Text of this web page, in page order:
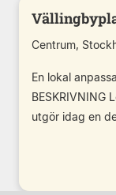
Centrum,
En lokal
BESKRIVNING
utgör idag en